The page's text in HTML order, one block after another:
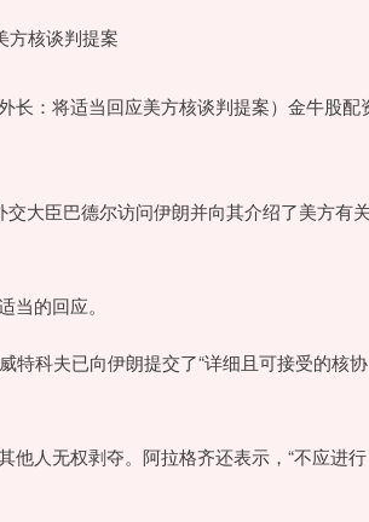
长：将适当回应美方核谈判提案）金牛股配
大臣巴德尔访问伊朗并向其介绍了美方有关
的回应。
特科夫已向伊朗提交了“详细且可接受的核协
他人无权剥夺。阿拉格齐还表示，“不应进行